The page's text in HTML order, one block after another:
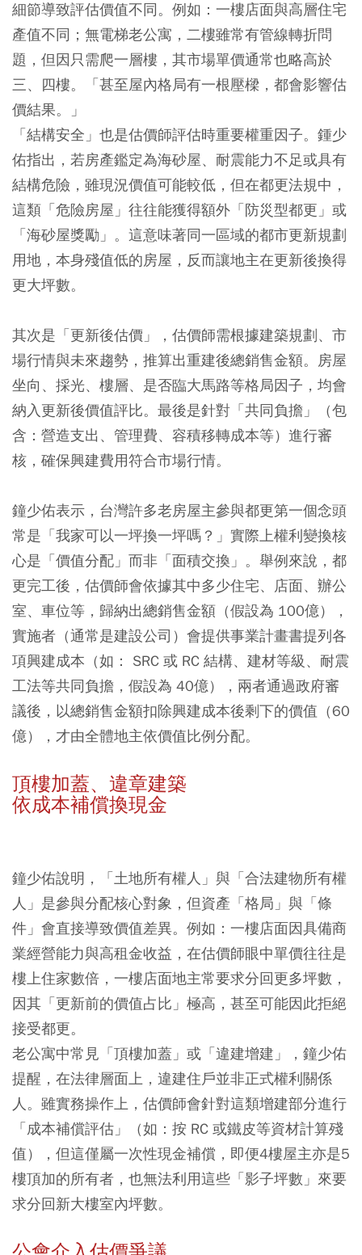
細節導致評估價值不同。例如：一樓店面與高層住宅
產值不同；無電梯老公寓，二樓雖常有管線轉折問
題，但因只需爬一層樓，其市場單價通常也略高於
三、四樓。「甚至屋內格局有一根壓樑，都會影響估
價結果。」
「結構安全」也是估價師評估時重要權重因子。鍾少
佑指出，若房產鑑定為海砂屋、耐震能力不足或具有
結構危險，雖現況價值可能較低，但在都更法規中，
這類「危險房屋」往往能獲得額外「防災型都更」或
「海砂屋獎勵」。這意味著同一區域的都市更新規劃
用地，本身殘值低的房屋，反而讓地主在更新後換得
更大坪數。
其次是「更新後估價」，估價師需根據建築規劃、市
場行情與未來趨勢，推算出重建後總銷售金額。房屋
坐向、採光、樓層、是否臨大馬路等格局因子，均會
納入更新後價值評比。最後是針對「共同負擔」（包
含：營造支出、管理費、容積移轉成本等）進行審
核，確保興建費用符合市場行情。
鐘少佑表示，台灣許多老房屋主參與都更第一個念頭
常是「我家可以一坪換一坪嗎？」實際上權利變換核
心是「價值分配」而非「面積交換」。舉例來說，都
更完工後，估價師會依據其中多少住宅、店面、辦公
室、車位等，歸納出總銷售金額（假設為 100億），
實施者（通常是建設公司）會提供事業計畫書提列各
項興建成本（如： SRC 或 RC 結構、建材等級、耐震
工法等共同負擔，假設為 40億），兩者通過政府審
議後，以總銷售金額扣除興建成本後剩下的價值（60
億），才由全體地主依價值比例分配。
頂樓加蓋、違章建築
依成本補償換現金
鐘少佑說明，「土地所有權人」與「合法建物所有權
人」是參與分配核心對象，但資產「格局」與「條
件」會直接導致價值差異。例如：一樓店面因具備商
業經營能力與高租金收益，在估價師眼中單價往往是
樓上住家數倍，一樓店面地主常要求分回更多坪數，
因其「更新前的價值占比」極高，甚至可能因此拒絕
接受都更。
老公寓中常見「頂樓加蓋」或「違建增建」，鐘少佑
提醒，在法律層面上，違建住戶並非正式權利關係
人。雖實務操作上，估價師會針對這類增建部分進行
「成本補償評估」（如：按 RC 或鐵皮等資材計算殘
值），但這僅屬一次性現金補償，即便4樓屋主亦是5
樓頂加的所有者，也無法利用這些「影子坪數」來要
求分回新大樓室內坪數。